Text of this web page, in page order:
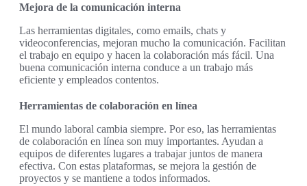
Mejora de la comunicación interna
Las herramientas digitales, como emails, chats y
videoconferencias, mejoran mucho la comunicación. Facilitan
el trabajo en equipo y hacen la colaboración más fácil. Una
buena comunicación interna conduce a un trabajo más
eficiente y empleados contentos.
Herramientas de colaboración en línea
El mundo laboral cambia siempre. Por eso, las herramientas
de colaboración en línea son muy importantes. Ayudan a
equipos de diferentes lugares a trabajar juntos de manera
efectiva. Con estas plataformas, se mejora la gestión de
proyectos y se mantiene a todos informados.